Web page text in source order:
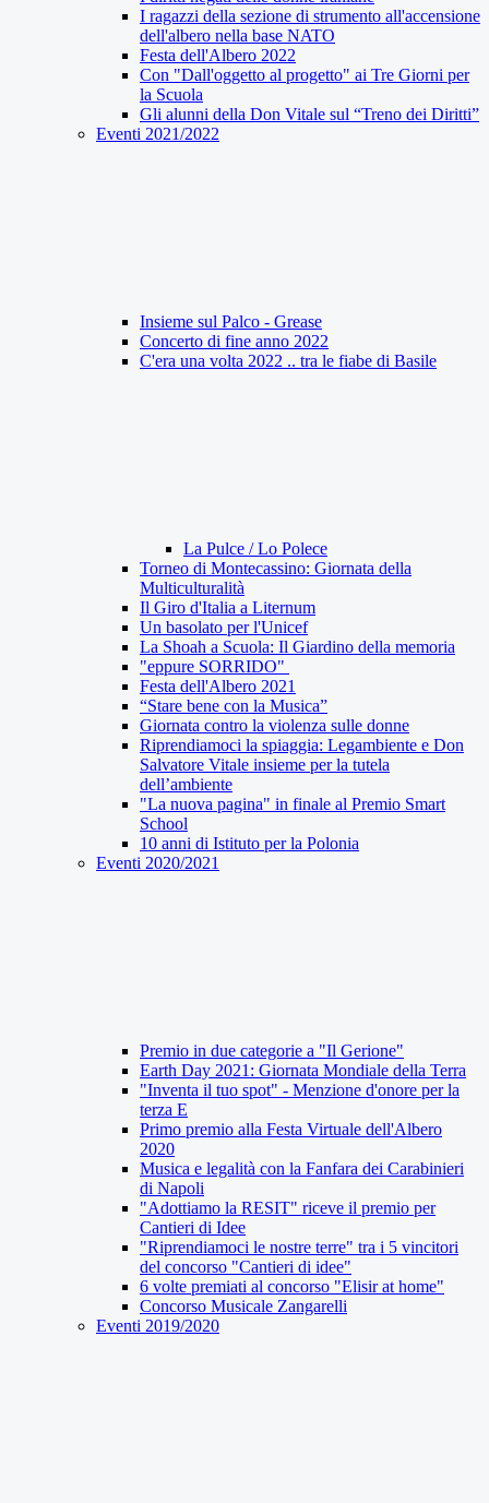
I ragazzi della sezione di strumento all'accensione
dell'albero nella base NATO
Festa dell'Albero 2022
Con "Dall'oggetto al progetto" ai Tre Giorni per
la Scuola
Gli alunni della Don Vitale sul “Treno dei Diritti”
Eventi 2021/2022
Insieme sul Palco - Grease
Concerto di fine anno 2022
C'era una volta 2022 .. tra le fiabe di Basile
La Pulce / Lo Polece
Torneo di Montecassino: Giornata della
Multiculturalità
Il Giro d'Italia a Liternum
Un basolato per l'Unicef
La Shoah a Scuola: Il Giardino della memoria
"eppure SORRIDO"
Festa dell'Albero 2021
“Stare bene con la Musica”
Giornata contro la violenza sulle donne
Riprendiamoci la spiaggia: Legambiente e Don
Salvatore Vitale insieme per la tutela
dell’ambiente
"La nuova pagina" in finale al Premio Smart
School
10 anni di Istituto per la Polonia
Eventi 2020/2021
Premio in due categorie a "Il Gerione"
Earth Day 2021: Giornata Mondiale della Terra
"Inventa il tuo spot" - Menzione d'onore per la
terza E
Primo premio alla Festa Virtuale dell'Albero
2020
Musica e legalità con la Fanfara dei Carabinieri
di Napoli
"Adottiamo la RESIT" riceve il premio per
Cantieri di Idee
"Riprendiamoci le nostre terre" tra i 5 vincitori
del concorso "Cantieri di idee"
6 volte premiati al concorso "Elisir at home"
Concorso Musicale Zangarelli
Eventi 2019/2020